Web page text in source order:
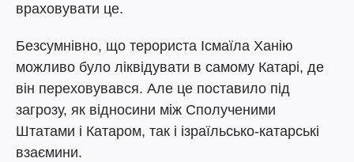
враховувати це.
Безсумнівно, що терориста Ісмаїла Ханію
можливо було ліквідувати в самому Катарі, де
він переховувався. Але це поставило під
загрозу, як відносини між Сполученими
Штатами і Катаром, так і ізраїльсько-катарські
взаємини.